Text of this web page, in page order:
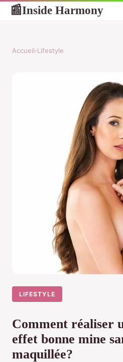
📰Inside Harmony
Accueil›Lifestyle
LIFESTYLE
Comment réaliser
effet bonne mine
maquillée?